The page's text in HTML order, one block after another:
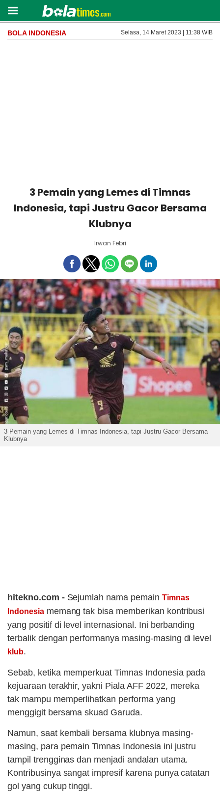
BOLA INDONESIA Selasa, 14 Maret 2023 | 11:38 WIB
3 Pemain yang Lemes di Timnas
Indonesia, tapi Justru Gacor Bersama
Klubnya
Irwan Febri
3 Pemain yang Lemes di Timnas Indonesia, tapi Justru Gacor Bersama
Klubnya
hitekno.com - Sejumlah nama pemain Timnas
Indonesiamemang tak bisa memberikan kontribusi
yang positif di level internasional. Ini berbanding
terbalik dengan performanya masing-masing di level
klub.
Sebab, ketika memperkuat Timnas Indonesia pada
kejuaraan terakhir, yakni Piala AFF 2022, mereka
tak mampu memperlihatkan performa yang
menggigit bersama skuad Garuda.
Namun, saat kembali bersama klubnya masing-
masing, para pemain Timnas Indonesia ini justru
tampil trengginas dan menjadi andalan utama.
Kontribusinya sangat impresif karena punya catatan
gol yang cukup tinggi.